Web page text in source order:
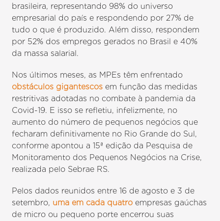
brasileira, representando 98% do universo
empresarial do país e respondendo por 27% de
tudo o que é produzido. Além disso, respondem
por 52% dos empregos gerados no Brasil e 40%
da massa salarial.
Nos últimos meses, as MPEs têm enfrentado
obstáculos gigantescos em função das medidas
restritivas adotadas no combate à pandemia da
Covid-19. E isso se refletiu, infelizmente, no
aumento do número de pequenos negócios que
fecharam definitivamente no Rio Grande do Sul,
conforme apontou a 15ª edição da Pesquisa de
Monitoramento dos Pequenos Negócios na Crise,
realizada pelo Sebrae RS.
Pelos dados reunidos entre 16 de agosto e 3 de
setembro, uma em cada quatro empresas gaúchas
de micro ou pequeno porte encerrou suas